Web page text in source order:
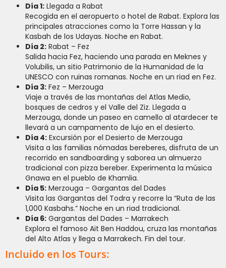
Día 1: Llegada a Rabat
Recogida en el aeropuerto o hotel de Rabat. Explora las
principales atracciones como la Torre Hassan y la
Kasbah de los Udayas. Noche en Rabat.
Día 2: Rabat – Fez
Salida hacia Fez, haciendo una parada en Meknes y
Volubilis, un sitio Patrimonio de la Humanidad de la
UNESCO con ruinas romanas. Noche en un riad en Fez.
Día 3: Fez – Merzouga
Viaje a través de las montañas del Atlas Medio,
bosques de cedros y el Valle del Ziz. Llegada a
Merzouga, donde un paseo en camello al atardecer te
llevará a un campamento de lujo en el desierto.
Día 4: Excursión por el Desierto de Merzouga
Visita a las familias nómadas bereberes, disfruta de un
recorrido en sandboarding y saborea un almuerzo
tradicional con pizza bereber. Experimenta la música
Gnawa en el pueblo de Khamlia.
Día 5: Merzouga – Gargantas del Dades
Visita las Gargantas del Todra y recorre la “Ruta de las
1,000 Kasbahs.” Noche en un riad tradicional.
Día 6: Gargantas del Dades – Marrakech
Explora el famoso Ait Ben Haddou, cruza las montañas
del Alto Atlas y llega a Marrakech. Fin del tour.
Incluido en los Tours: